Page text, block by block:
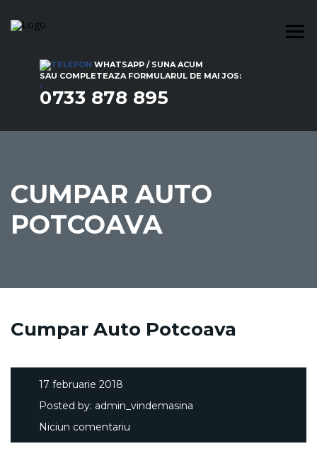
WHATSAPP / SUNA ACUM
SAU COMPLETEAZA FORMULARUL DE MAI JOS:
:
0733 878 895
CUMPAR AUTO
POTCOAVA
Cumpar Auto Potcoava
17 februarie 2018
Posted by: admin_vindemasina
Niciun comentariu